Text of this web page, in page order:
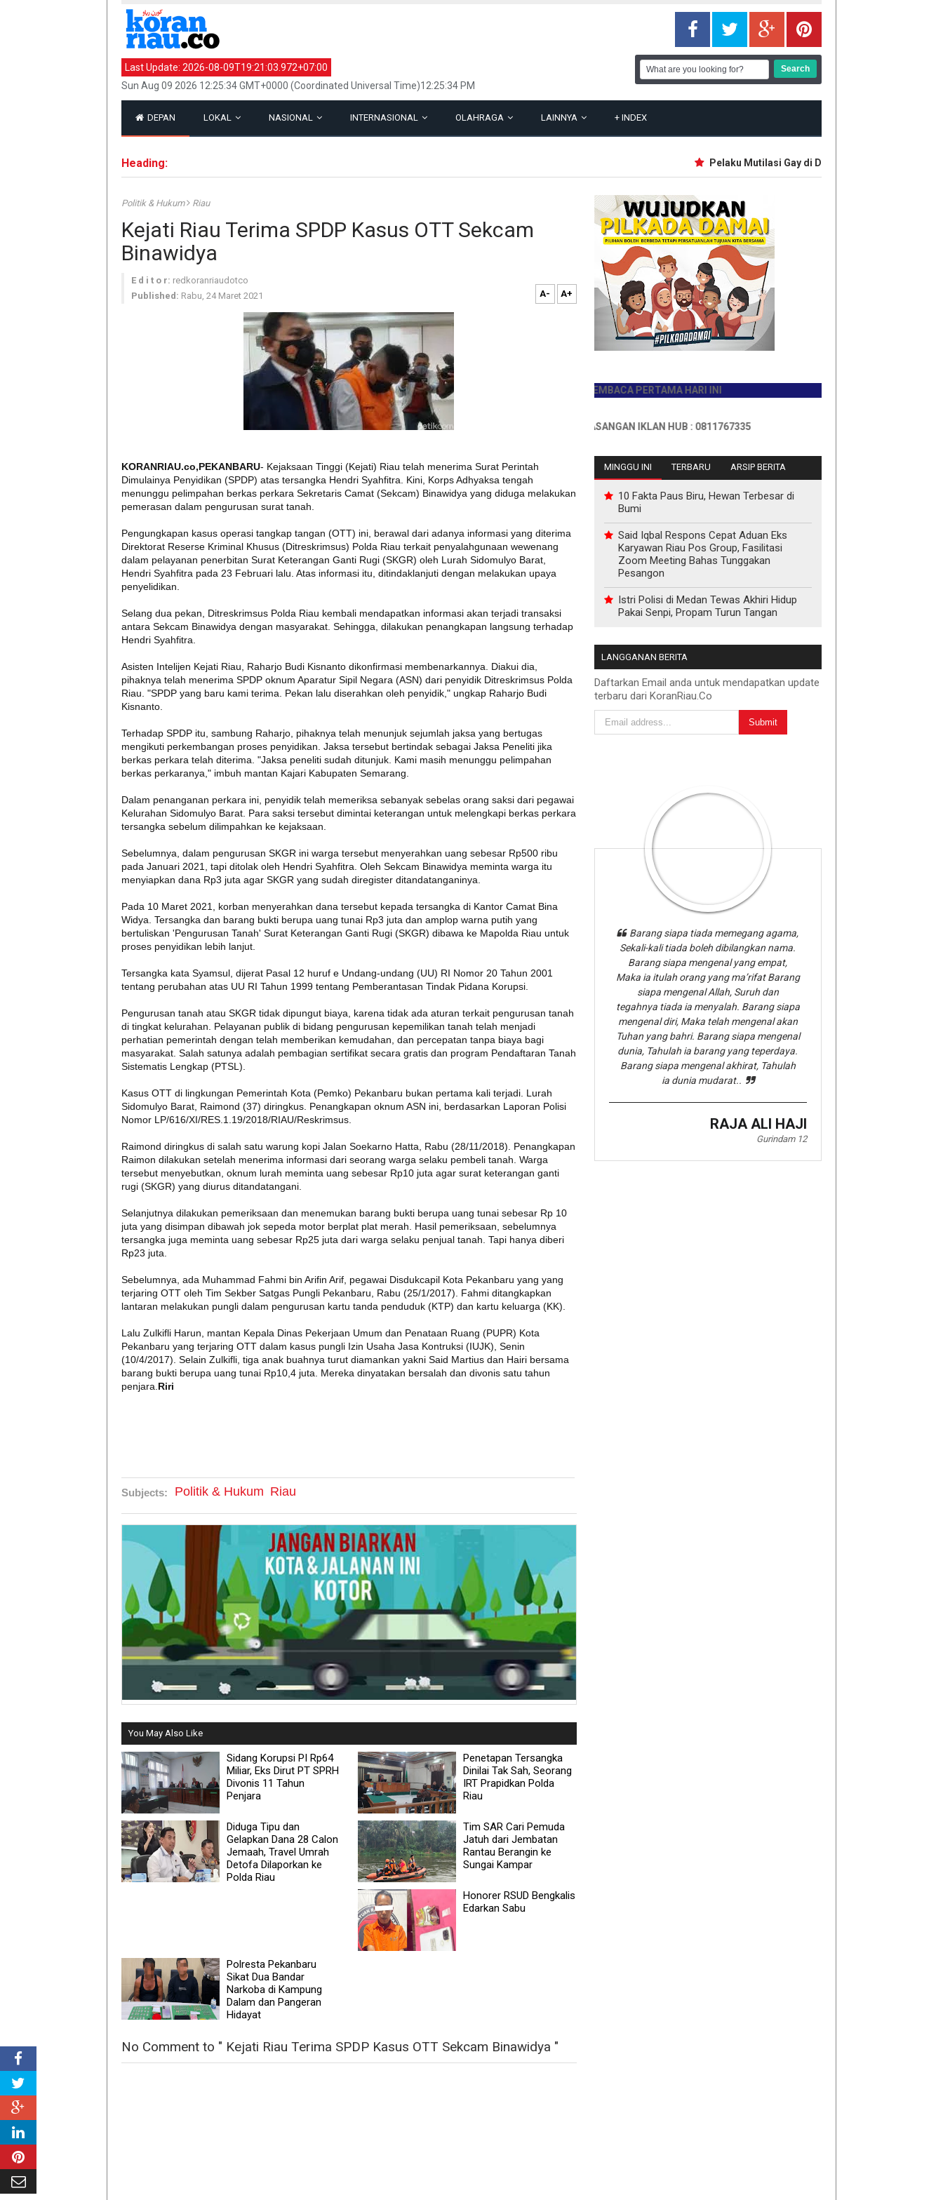
Last Update: 2026-08-09T19:21:03.972+07:00
Sun Aug 09 2026 12:25:34 GMT+0000 (Coordinated Universal Time)12:25:34 PM
DEPAN LOKAL NASIONAL INTERNASIONAL OLAHRAGA LAINNYA + INDEX
Heading: Pelaku Mutilasi Gay di Depok Pernah Jadi Guru
Politik & Hukum Riau
Kejati Riau Terima SPDP Kasus OTT Sekcam
Binawidya
E d i t o r: redkoranriaudotco
Published: Rabu, 24 Maret 2021 A- A+
KORANRIAU.co,PEKANBARU- Kejaksaan Tinggi (Kejati) Riau telah menerima Surat Perintah
Dimulainya Penyidikan (SPDP) atas tersangka Hendri Syahfitra. Kini, Korps Adhyaksa tengah
menunggu pelimpahan berkas perkara Sekretaris Camat (Sekcam) Binawidya yang diduga melakukan
pemerasan dalam pengurusan surat tanah.
Pengungkapan kasus operasi tangkap tangan (OTT) ini, berawal dari adanya informasi yang diterima
Direktorat Reserse Kriminal Khusus (Ditreskrimsus) Polda Riau terkait penyalahgunaan wewenang
dalam pelayanan penerbitan Surat Keterangan Ganti Rugi (SKGR) oleh Lurah Sidomulyo Barat,
Hendri Syahfitra pada 23 Februari lalu. Atas informasi itu, ditindaklanjuti dengan melakukan upaya
penyelidikan.
Selang dua pekan, Ditreskrimsus Polda Riau kembali mendapatkan informasi akan terjadi transaksi
antara Sekcam Binawidya dengan masyarakat. Sehingga, dilakukan penangkapan langsung terhadap
Hendri Syahfitra.
Asisten Intelijen Kejati Riau, Raharjo Budi Kisnanto dikonfirmasi membenarkannya. Diakui dia,
pihaknya telah menerima SPDP oknum Aparatur Sipil Negara (ASN) dari penyidik Ditreskrimsus Polda
Riau. "SPDP yang baru kami terima. Pekan lalu diserahkan oleh penyidik," ungkap Raharjo Budi
Kisnanto.
Terhadap SPDP itu, sambung Raharjo, pihaknya telah menunjuk sejumlah jaksa yang bertugas
mengikuti perkembangan proses penyidikan. Jaksa tersebut bertindak sebagai Jaksa Peneliti jika
berkas perkara telah diterima. "Jaksa peneliti sudah ditunjuk. Kami masih menunggu pelimpahan
berkas perkaranya," imbuh mantan Kajari Kabupaten Semarang.
Dalam penanganan perkara ini, penyidik telah memeriksa sebanyak sebelas orang saksi dari pegawai
Kelurahan Sidomulyo Barat. Para saksi tersebut dimintai keterangan untuk melengkapi berkas perkara
tersangka sebelum dilimpahkan ke kejaksaan.
Sebelumnya, dalam pengurusan SKGR ini warga tersebut menyerahkan uang sebesar Rp500 ribu
pada Januari 2021, tapi ditolak oleh Hendri Syahfitra. Oleh Sekcam Binawidya meminta warga itu
menyiapkan dana Rp3 juta agar SKGR yang sudah diregister ditandatanganinya.
Pada 10 Maret 2021, korban menyerahkan dana tersebut kepada tersangka di Kantor Camat Bina
Widya. Tersangka dan barang bukti berupa uang tunai Rp3 juta dan amplop warna putih yang
bertuliskan 'Pengurusan Tanah' Surat Keterangan Ganti Rugi (SKGR) dibawa ke Mapolda Riau untuk
proses penyidikan lebih lanjut.
Tersangka kata Syamsul, dijerat Pasal 12 huruf e Undang-undang (UU) RI Nomor 20 Tahun 2001
tentang perubahan atas UU RI Tahun 1999 tentang Pemberantasan Tindak Pidana Korupsi.
Pengurusan tanah atau SKGR tidak dipungut biaya, karena tidak ada aturan terkait pengurusan tanah
di tingkat kelurahan. Pelayanan publik di bidang pengurusan kepemilikan tanah telah menjadi
perhatian pemerintah dengan telah memberikan kemudahan, dan percepatan tanpa biaya bagi
masyarakat. Salah satunya adalah pembagian sertifikat secara gratis dan program Pendaftaran Tanah
Sistematis Lengkap (PTSL).
Kasus OTT di lingkungan Pemerintah Kota (Pemko) Pekanbaru bukan pertama kali terjadi. Lurah
Sidomulyo Barat, Raimond (37) diringkus. Penangkapan oknum ASN ini, berdasarkan Laporan Polisi
Nomor LP/616/XI/RES.1.19/2018/RIAU/Reskrimsus.
Raimond diringkus di salah satu warung kopi Jalan Soekarno Hatta, Rabu (28/11/2018). Penangkapan
Raimon dilakukan setelah menerima informasi dari seorang warga selaku pembeli tanah. Warga
tersebut menyebutkan, oknum lurah meminta uang sebesar Rp10 juta agar surat keterangan ganti
rugi (SKGR) yang diurus ditandatangani.
Selanjutnya dilakukan pemeriksaan dan menemukan barang bukti berupa uang tunai sebesar Rp 10
juta yang disimpan dibawah jok sepeda motor berplat plat merah. Hasil pemeriksaan, sebelumnya
tersangka juga meminta uang sebesar Rp25 juta dari warga selaku penjual tanah. Tapi hanya diberi
Rp23 juta.
Sebelumnya, ada Muhammad Fahmi bin Arifin Arif, pegawai Disdukcapil Kota Pekanbaru yang yang
terjaring OTT oleh Tim Sekber Satgas Pungli Pekanbaru, Rabu (25/1/2017). Fahmi ditangkapkan
lantaran melakukan pungli dalam pengurusan kartu tanda penduduk (KTP) dan kartu keluarga (KK).
Lalu Zulkifli Harun, mantan Kepala Dinas Pekerjaan Umum dan Penataan Ruang (PUPR) Kota
Pekanbaru yang terjaring OTT dalam kasus pungli Izin Usaha Jasa Kontruksi (IUJK), Senin
(10/4/2017). Selain Zulkifli, tiga anak buahnya turut diamankan yakni Said Martius dan Hairi bersama
barang bukti berupa uang tunai Rp10,4 juta. Mereka dinyatakan bersalah dan divonis satu tahun
penjara. Riri
Subjects: Politik & Hukum Riau
You May Also Like
Sidang Korupsi PI Rp64
Miliar, Eks Dirut PT SPRH
Divonis 11 Tahun
Penjara
Penetapan Tersangka
Dinilai Tak Sah, Seorang
IRT Prapidkan Polda
Riau
Diduga Tipu dan
Gelapkan Dana 28 Calon
Jemaah, Travel Umrah
Detofa Dilaporkan ke
Polda Riau
Tim SAR Cari Pemuda
Jatuh dari Jembatan
Rantau Berangin ke
Sungai Kampar
Honorer RSUD Bengkalis
Edarkan Sabu
Polresta Pekanbaru
Sikat Dua Bandar
Narkoba di Kampung
Dalam dan Pangeran
Hidayat
No Comment to " Kejati Riau Terima SPDP Kasus OTT Sekcam Binawidya "
JADILAH PEMBACA PERTAMA HARI INI
INFO PEMASANGAN IKLAN HUB : 0811767335
MINGGU INI TERBARU ARSIP BERITA
10 Fakta Paus Biru, Hewan Terbesar di
Bumi
Said Iqbal Respons Cepat Aduan Eks
Karyawan Riau Pos Group, Fasilitasi
Zoom Meeting Bahas Tunggakan
Pesangon
Istri Polisi di Medan Tewas Akhiri Hidup
Pakai Senpi, Propam Turun Tangan
LANGGANAN BERITA
Daftarkan Email anda untuk mendapatkan update
terbaru dari KoranRiau.Co
Barang siapa tiada memegang agama,
Sekali-kali tiada boleh dibilangkan nama.
Barang siapa mengenal yang empat,
Maka ia itulah orang yang ma’rifat Barang
siapa mengenal Allah, Suruh dan
tegahnya tiada ia menyalah. Barang siapa
mengenal diri, Maka telah mengenal akan
Tuhan yang bahri. Barang siapa mengenal
dunia, Tahulah ia barang yang teperdaya.
Barang siapa mengenal akhirat, Tahulah
ia dunia mudarat..
RAJA ALI HAJI
Gurindam 12